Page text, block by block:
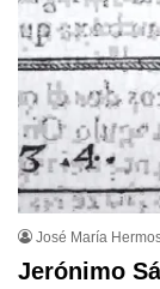
José María
Jerónimo